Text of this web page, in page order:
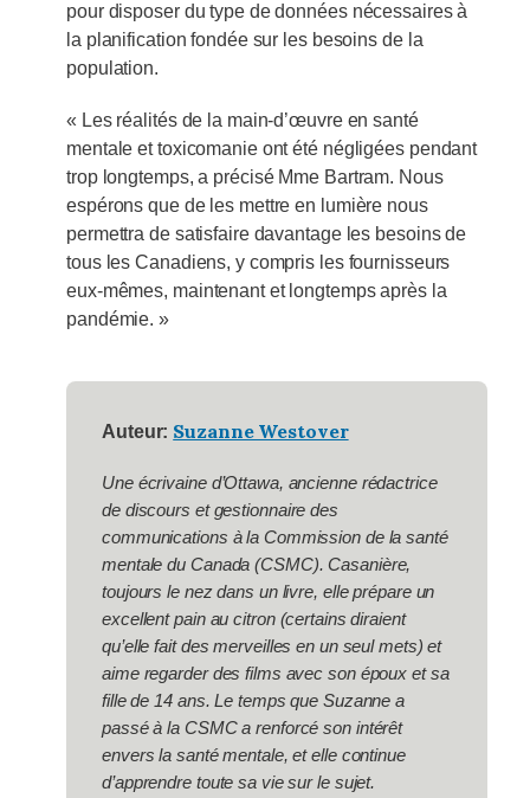
pour disposer du type de données nécessaires à
la planification fondée sur les besoins de la
population.
« Les réalités de la main-d’œuvre en santé
mentale et toxicomanie ont été négligées pendant
trop longtemps, a précisé Mme Bartram. Nous
espérons que de les mettre en lumière nous
permettra de satisfaire davantage les besoins de
tous les Canadiens, y compris les fournisseurs
eux-mêmes, maintenant et longtemps après la
pandémie. »
Auteur: Suzanne Westover
Une écrivaine d’Ottawa, ancienne rédactrice
de discours et gestionnaire des
communications à la Commission de la santé
mentale du Canada (CSMC). Casanière,
toujours le nez dans un livre, elle prépare un
excellent pain au citron (certains diraient
qu’elle fait des merveilles en un seul mets) et
aime regarder des films avec son époux et sa
fille de 14 ans. Le temps que Suzanne a
passé à la CSMC a renforcé son intérêt
envers la santé mentale, et elle continue
d’apprendre toute sa vie sur le sujet.